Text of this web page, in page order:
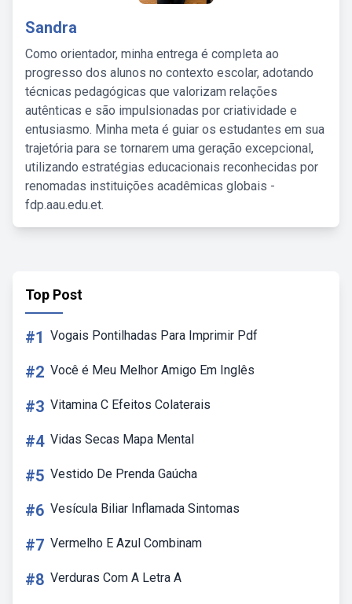
Sandra
Como orientador, minha entrega é completa ao
progresso dos alunos no contexto escolar, adotando
técnicas pedagógicas que valorizam relações
autênticas e são impulsionadas por criatividade e
entusiasmo. Minha meta é guiar os estudantes em sua
trajetória para se tornarem uma geração excepcional,
utilizando estratégias educacionais reconhecidas por
renomadas instituições acadêmicas globais -
fdp.aau.edu.et.
Top Post
#1 Vogais Pontilhadas Para Imprimir Pdf
#2 Você é Meu Melhor Amigo Em Inglês
#3 Vitamina C Efeitos Colaterais
#4 Vidas Secas Mapa Mental
#5 Vestido De Prenda Gaúcha
#6 Vesícula Biliar Inflamada Sintomas
#7 Vermelho E Azul Combinam
#8 Verduras Com A Letra A